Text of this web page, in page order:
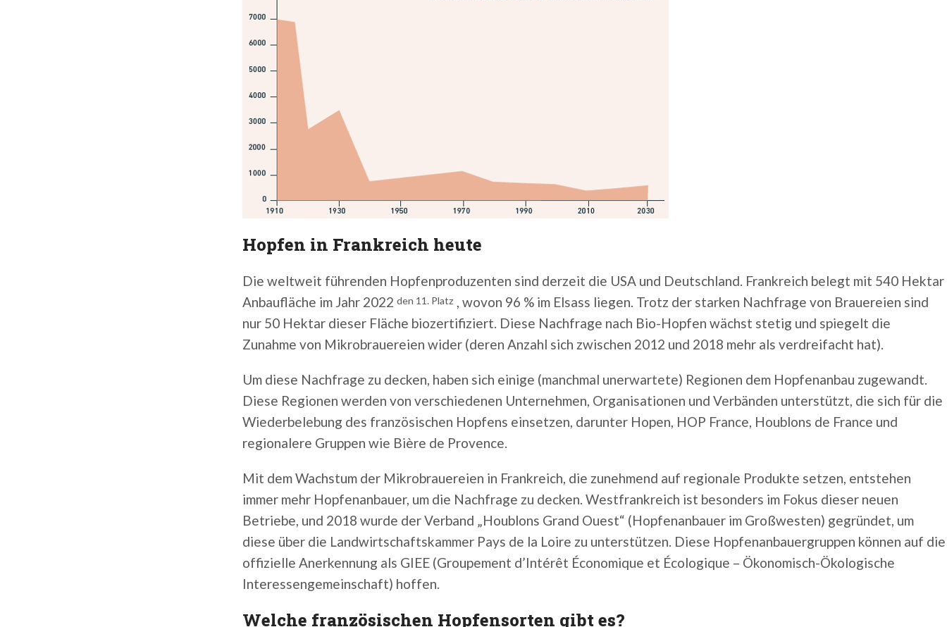
Hopfen in Frankreich heute
Die weltweit führenden Hopfenproduzenten sind derzeit die USA und Deutschland. Frankreich belegt mit 540 Hektar
Anbaufläche im Jahr 2022 den 11. Platz
, wovon 96 % im Elsass liegen. Trotz der starken Nachfrage von Brauereien sind
nur 50 Hektar dieser Fläche biozertifiziert. Diese Nachfrage nach Bio-Hopfen wächst stetig und spiegelt die
Zunahme von Mikrobrauereien wider (deren Anzahl sich zwischen 2012 und 2018 mehr als verdreifacht hat).
Um diese Nachfrage zu decken, haben sich einige (manchmal unerwartete) Regionen dem Hopfenanbau zugewandt.
Diese Regionen werden von verschiedenen Unternehmen, Organisationen und Verbänden unterstützt, die sich für die
Wiederbelebung des französischen Hopfens einsetzen, darunter Hopen, HOP France, Houblons de France und
regionalere Gruppen wie Bière de Provence.
Mit dem Wachstum der Mikrobrauereien in Frankreich, die zunehmend auf regionale Produkte setzen, entstehen
immer mehr Hopfenanbauer, um die Nachfrage zu decken. Westfrankreich ist besonders im Fokus dieser neuen
Betriebe, und 2018 wurde der Verband „Houblons Grand Ouest“ (Hopfenanbauer im Großwesten) gegründet, um
diese über die Landwirtschaftskammer Pays de la Loire zu unterstützen. Diese Hopfenanbauergruppen können auf die
offizielle Anerkennung als GIEE (Groupement d’Intérêt Économique et Écologique – Ökonomisch-Ökologische
Interessengemeinschaft) hoffen.
Welche französischen Hopfensorten gibt es?